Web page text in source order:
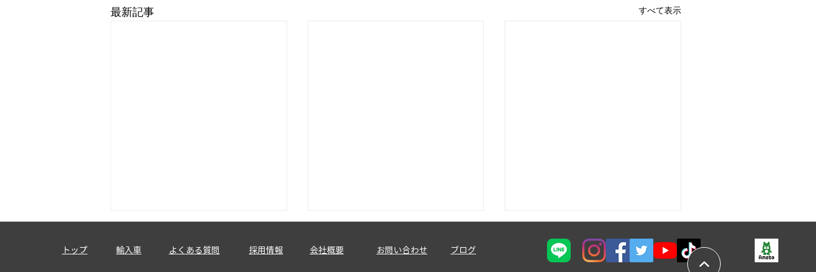
最新記事 すべて表示
トップ ​よくある質問
輸入車 採用情報 お問い合わせ
会社概要 ブログ